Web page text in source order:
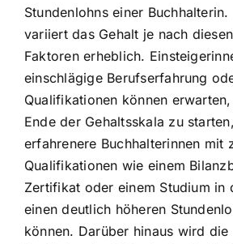
Stundenlohns einer
variiert das Gehalt je nach
Faktoren erheblich.
einschlägige Berufserfahrung
Qualifikationen können
Ende der Gehaltsskala zu
erfahrenere Buchhalterinnen mit
Qualifikationen wie einem
Zertifikat oder einem Studium in
einen deutlich höheren
können. Darüber hinaus wird